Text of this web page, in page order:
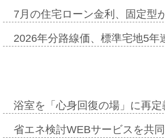
7月の住宅ローン金利、固定
2026年分路線価、標準宅地5
浴室を「心身回復の場」に再
省エネ検討WEBサービスを共